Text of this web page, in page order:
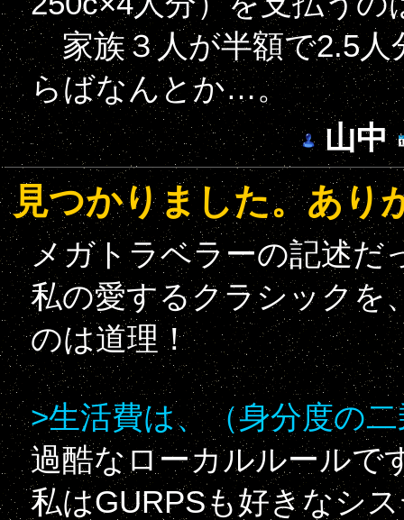
家族３人が半額で2.5人
らばなんとか…。
山中
見つかりました。あり
メガトラベラーの記述だ
私の愛するクラシックを
のは道理！
>生活費は、（身分度の
過酷なローカルルールで
私はGURPSも好きなシ